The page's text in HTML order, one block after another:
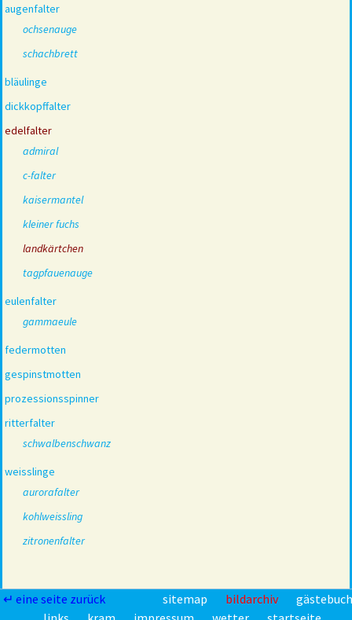
augenfalter
ochsenauge
schachbrett
bläulinge
dickkopffalter
edelfalter
admiral
c-falter
kaisermantel
kleiner fuchs
landkärtchen
tagpfauenauge
eulenfalter
gammaeule
federmotten
gespinstmotten
prozessionsspinner
ritterfalter
schwalbenschwanz
weisslinge
aurorafalter
kohlweissling
zitronenfalter
↵ eine seite zurück sitemap bildarchiv